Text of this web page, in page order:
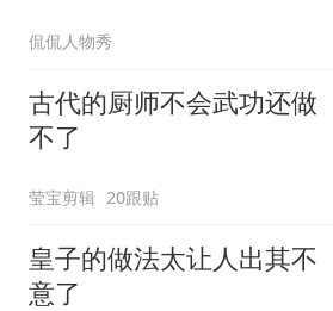
侃侃人物秀
古代的厨师不会武功还做
不了
莹宝剪辑 20跟贴
皇子的做法太让人出其不
意了